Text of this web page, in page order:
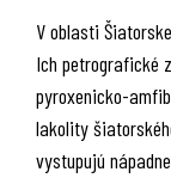
V oblasti
Ich petrografické
pyroxenicko-
lakolity
vystupujú